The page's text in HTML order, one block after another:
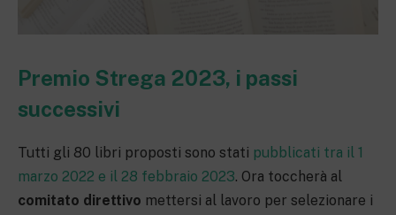
Premio Strega 2023, i passi
successivi
Tutti gli 80 libri proposti sono stati pubblicati tra il 1
marzo 2022 e il 28 febbraio 2023. Ora toccherà al
comitato direttivo mettersi al lavoro per selezionare i